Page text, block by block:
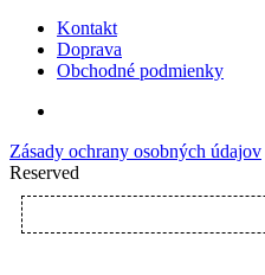
Kontakt
Doprava
Obchodné podmienky
Zásady ochrany osobných údajov
Reserved